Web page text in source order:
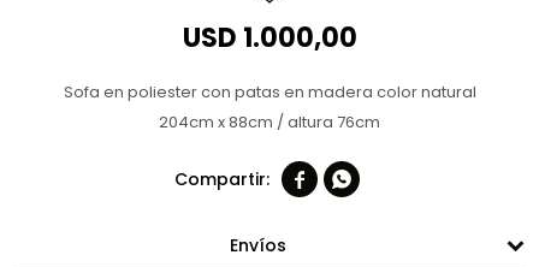
USD 1.000,00
Sofa en poliester con patas en madera color natural
204cm x 88cm / altura 76cm
 
Envíos